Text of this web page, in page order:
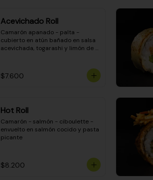
Acevichado Roll
Camarón apanado - palta -
cubierto en atún bañado en salsa
acevichada, togarashi y limón de
$7.600
Hot Roll
Camarón - salmón - ciboulette -
envuelto en salmón cocido y pasta
picante
$8.200